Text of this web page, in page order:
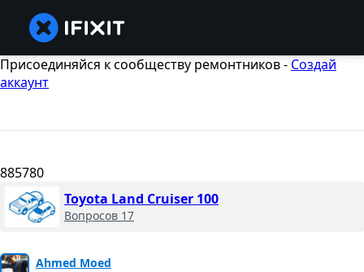
Присоединяйся к сообществу ремонтников - Создай
аккаунт
885780
Toyota Land Cruiser 100
Вопросов 17
Ahmed Moed